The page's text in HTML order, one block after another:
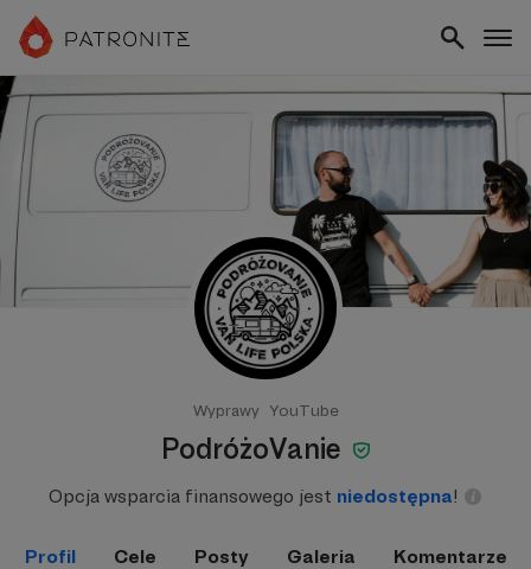
Wyprawy YouTube
PodróżoVanie
Opcja wsparcia finansowego jest niedostępna!
Profil Cele Posty Galeria Komentarze